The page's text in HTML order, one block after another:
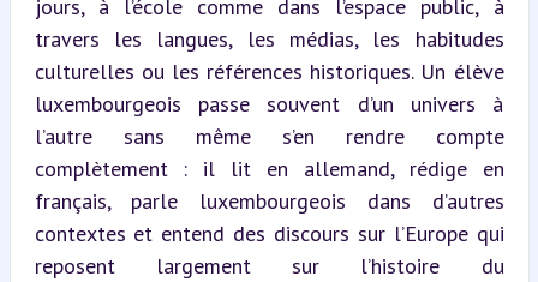
jours, à l’école comme dans l’espace public, à
travers les langues, les médias, les habitudes
culturelles ou les références historiques. Un élève
luxembourgeois passe souvent d’un univers à
l’autre sans même s’en rendre compte
complètement : il lit en allemand, rédige en
français, parle luxembourgeois dans d’autres
contextes et entend des discours sur l’Europe qui
reposent largement sur l’histoire du